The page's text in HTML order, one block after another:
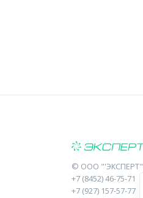
© ООО "'ЭКСПЕРТ"
+7 (8452) 46-75-71
+7 (927) 157-57-77